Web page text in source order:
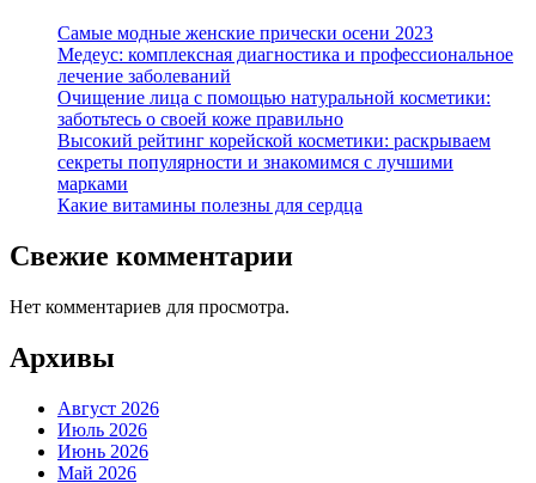
Самые модные женские прически осени 2023
Медеус: комплексная диагностика и профессиональное
лечение заболеваний
Очищение лица с помощью натуральной косметики:
заботьтесь о своей коже правильно
Высокий рейтинг корейской косметики: раскрываем
секреты популярности и знакомимся с лучшими
марками
Какие витамины полезны для сердца
Свежие комментарии
Нет комментариев для просмотра.
Архивы
Август 2026
Июль 2026
Июнь 2026
Май 2026